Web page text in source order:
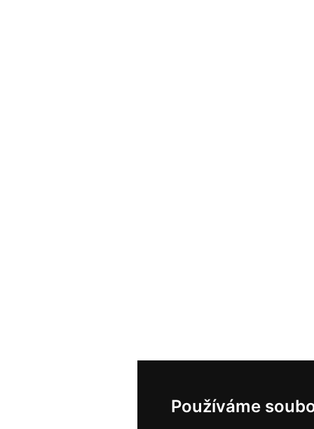
Používáme